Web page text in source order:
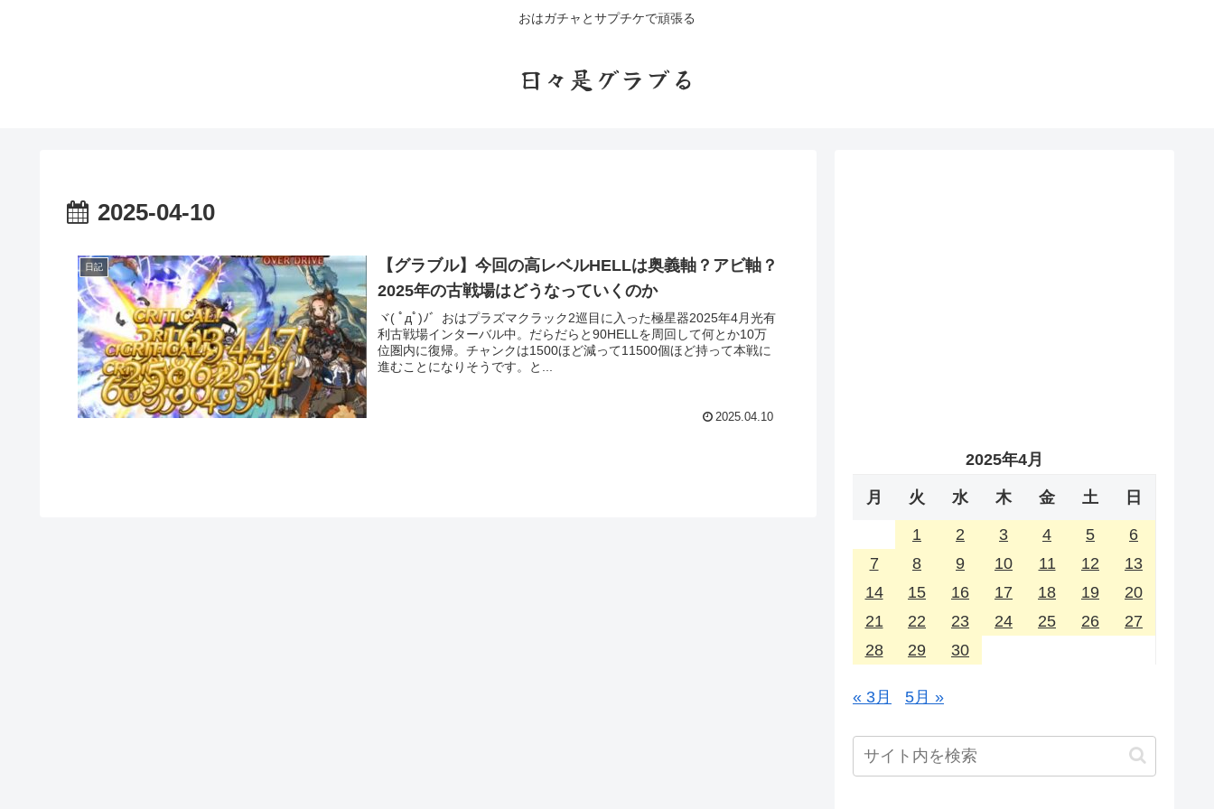
おはガチャとサプチケで頑張る
日々是グラブる
2025-04-10
日記
【グラブル】今回の高レベルHELLは奥義軸？アビ軸？
2025年の古戦場はどうなっていくのか
ヾ( ﾟдﾟ)ﾉ゛おはプラズマクラック2巡目に入った極星器2025年4月光有
利古戦場インターバル中。だらだらと90HELLを周回して何とか10万
位圏内に復帰。チャンクは1500ほど減って11500個ほど持って本戦に
進むことになりそうです。と...
2025.04.10
2025年4月
月 火 水 木 金 土 日
1 2 3 4 5
6
7
8 9 10 11 12
13
14
15 16 17 18 19
20
21
22 23 24 25 26
27
28
29 30
« 3月 5月 »